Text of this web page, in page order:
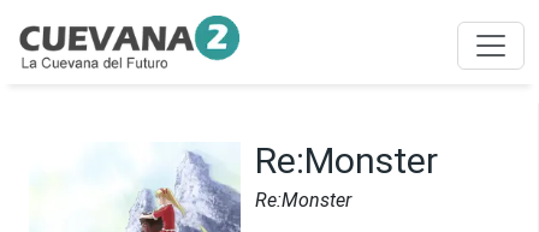
Re:Monster
Re:Monster